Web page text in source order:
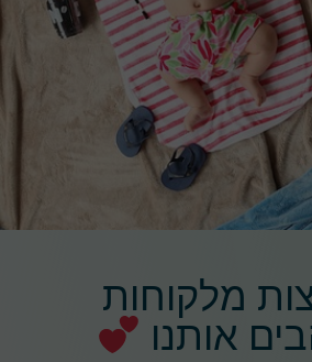
מלקוחות
אותנו